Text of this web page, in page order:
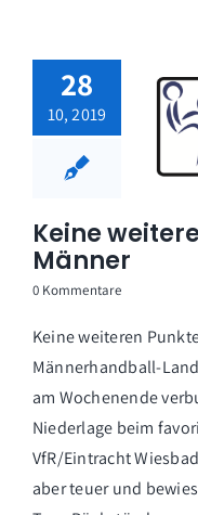
28
10, 2019
Keine
Männer
0 Kommentare
Keine weiteren
Männerhandball-
am Wochenende
Niederlage beim
VfR/Eintracht
aber teuer und